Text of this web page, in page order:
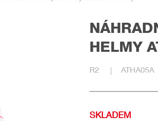
HELMY
R2 ATHA05A
SKLADEM